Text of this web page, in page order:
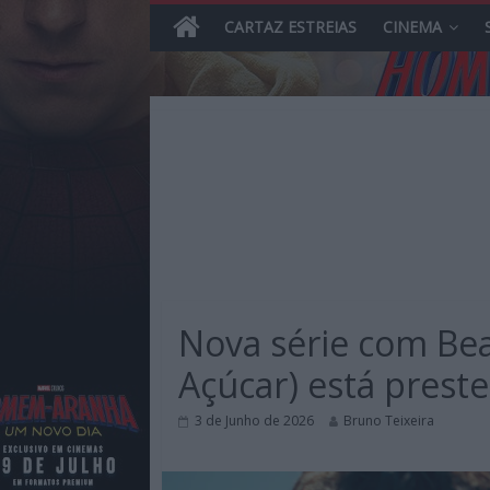
Reviews
sobre
CARTAZ ESTREIAS CINEMA
Nova série com
Açúcar) está
3 de Junho de 2026 Bruno Teixeira